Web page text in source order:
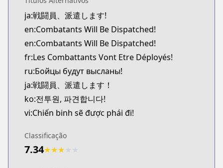
ja:戦闘員、派遣します!
en:Combatants Will Be Dispatched!
en:Combatants Will Be Dispatched!
fr:Les Combattants Vont Etre Déployés!
ru:Бойцы будут высланы!
ja:戦闘員、派遣します！
ko:전투원, 파견합니다!
vi:Chiến binh sẽ được phái đi!
Classificação
7.34★★★